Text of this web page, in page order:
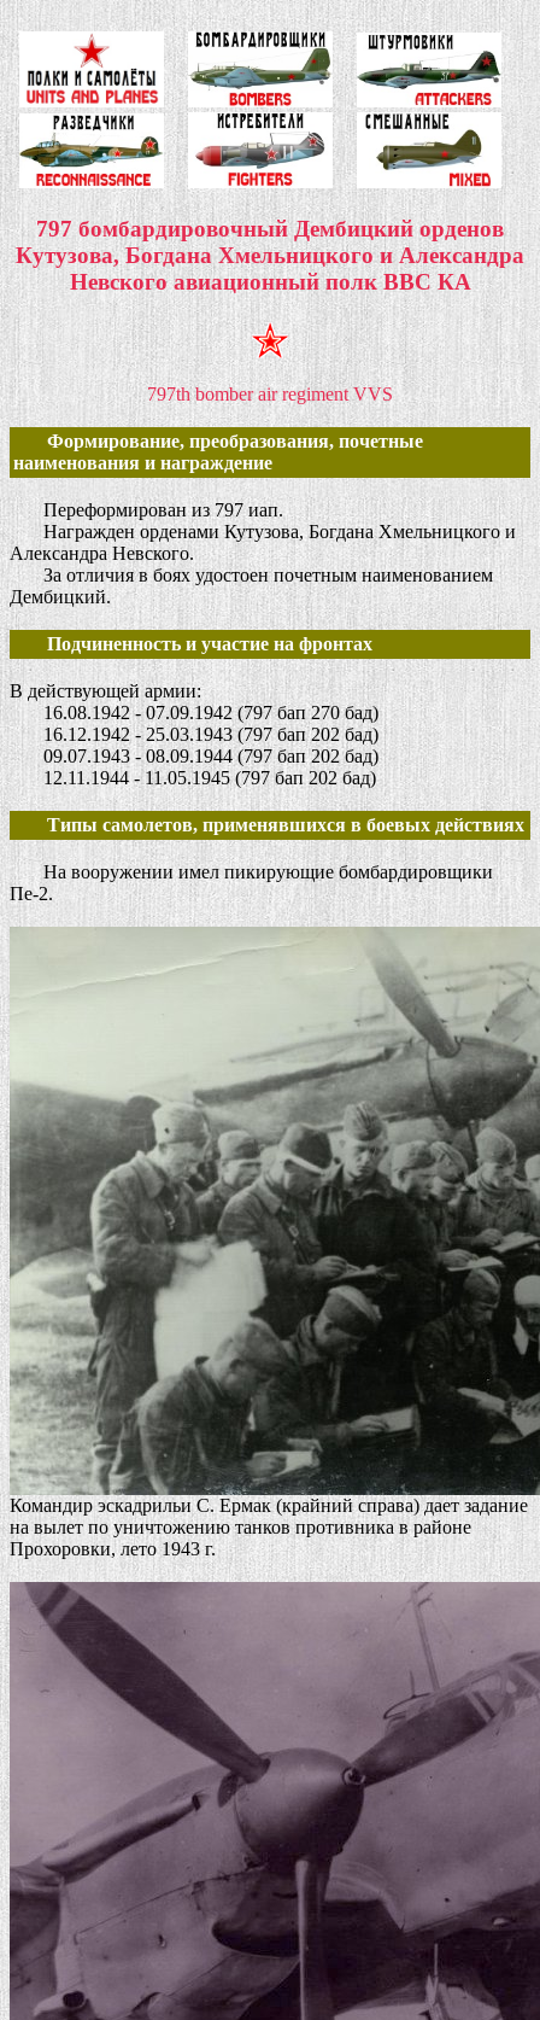
797 бомбардировочный Дембицкий орденов
Кутузова, Богдана Хмельницкого и Александра
Невского авиационный полк ВВС КА
797th bomber air regiment VVS
Формирование, преобразования, почетные
наименования и награждение
Переформирован из 797 иап.
Награжден орденами Кутузова, Богдана Хмельницкого и
Александра Невского.
За отличия в боях удостоен почетным наименованием
Дембицкий.
Подчиненность и участие на фронтах
В действующей армии:
16.08.1942 - 07.09.1942 (797 бап 270 бад)
16.12.1942 - 25.03.1943 (797 бап 202 бад)
09.07.1943 - 08.09.1944 (797 бап 202 бад)
12.11.1944 - 11.05.1945 (797 бап 202 бад)
Типы самолетов, применявшихся в боевых действиях
На вооружении имел пикирующие бомбардировщики
Пе-2.
Командир эскадрильи С. Ермак (крайний справа) дает задание
на вылет по уничтожению танков противника в районе
Прохоровки, лето 1943 г.